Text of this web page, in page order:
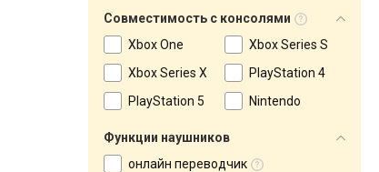
Совместимость с консолями
Xbox One
Xbox Series S
Xbox Series X
PlayStation 4
PlayStation 5
Nintendo
Функции наушников
онлайн переводчик